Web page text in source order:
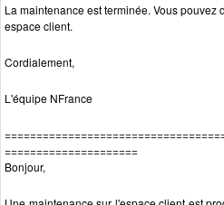
La maintenance est terminée. Vous
espace client.
Cordialement,
L'équipe NFrance
=====================
Bonjour,